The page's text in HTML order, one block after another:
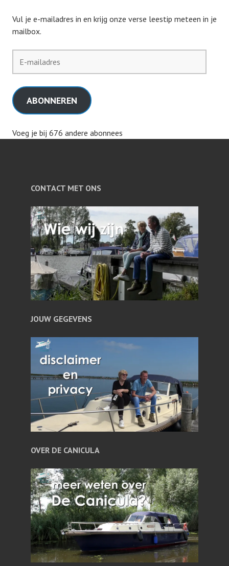
Vul je e-mailadres in en krijg onze verse leestip meteen in je
mailbox.
mailadres
ABONNEREN
Voeg je bij 676 andere abonnees
CONTACT MET ONS
JOUW GEGEVENS
OVER DE CANICULA